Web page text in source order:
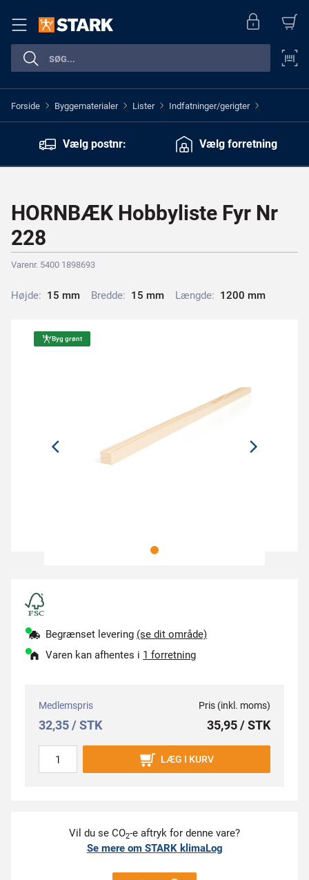
Forside > Byggematerialer > Lister > Indfatninger/gerigter >
Vælg postnr: Vælg forretning
HORNBÆK Hobbyliste Fyr Nr
228
Varenr. 5400 1898693
Højde: 1 5 mm Bredde: 1 5 mm Længde: 1200 mm
Byg grønt
Begrænset levering (se dit område)
Varen kan afhentes i 1 forretning
Medlemspris
32,35 / STK
Pris (inkl. moms)
35,95 / STK
LÆG I KURV
Vil du se CO2-e aftryk for denne vare?
Se mere om STARK klimaLog